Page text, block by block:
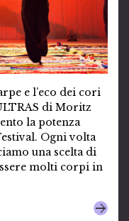
e l’eco dei cori
di Moritz
la potenza
Ogni volta
una scelta di
molti corpi in